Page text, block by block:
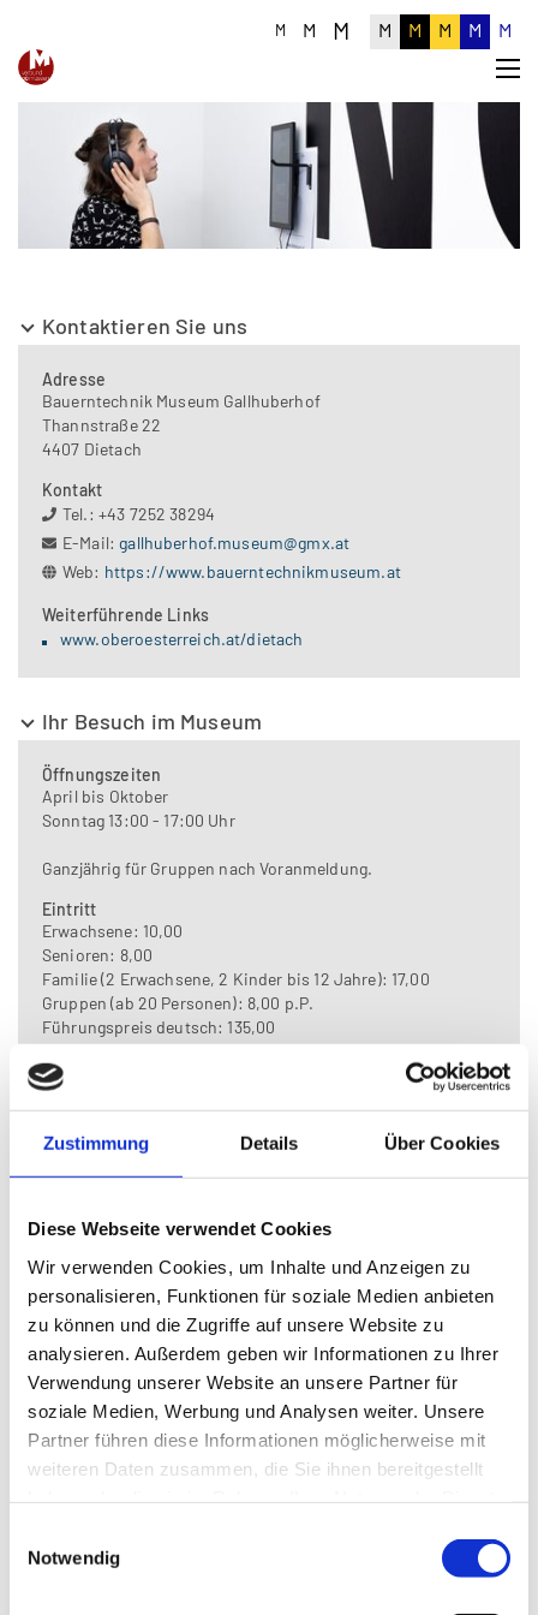
Zustimmung Details Über Cookies
Diese Webseite verwendet Cookies
Wir verwenden Cookies, um Inhalte und Anzeigen zu
personalisieren, Funktionen für soziale Medien anbieten
zu können und die Zugriffe auf unsere Website zu
analysieren. Außerdem geben wir Informationen zu Ihrer
Verwendung unserer Website an unsere Partner für
soziale Medien, Werbung und Analysen weiter. Unsere
Partner führen diese Informationen möglicherweise mit
weiteren Daten zusammen, die Sie ihnen bereitgestellt
Notwendig
M M M M M M M M
Kontaktieren Sie uns
Adresse
Bauerntechnik Museum Gallhuberhof
Thannstraße 22
4407 Dietach
Kontakt
Tel.: +43 7252 38294
E-Mail:gallhuberhof.museum@gmx.at
Web: https://www.bauerntechnikmuseum.at
Weiterführende Links
www.oberoesterreich.at/dietach
Ihr Besuch im Museum
Öffnungszeiten
April bis Oktober
Sonntag 13:00 - 17:00 Uhr
Ganzjährig für Gruppen nach Voranmeldung.
Eintritt
Erwachsene: 10,00
Senioren: 8,00
Familie (2 Erwachsene, 2 Kinder bis 12 Jahre): 17,00
Gruppen (ab 20 Personen): 8,00 p.P.
Führungspreis deutsch: 135,00
Auskunft
Ernst und Christine Sandmair, Tel.: +43 664 4334342
Verein Brauchtum am Gallhuberhof
Träger
Familie Sandmair
Informationen zum Museum
Lage und Anreise
Zuordnungen
Bauerntechnik Museum Gallhuberhof
Bis 1972 bewirtschaftet, bietet der Gallhuberhof jetzt eine
Sammlung an Trachten, Bauernmöbeln, Geschirr, verschiedenen
Mähdrescher. Weiters sind unter anderem der Krautkeller und die